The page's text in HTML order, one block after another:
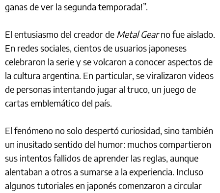
ganas de ver la segunda temporada!”.
El entusiasmo del creador de Metal Gearno fue aislado.
En redes sociales, cientos de usuarios japoneses
celebraron la serie y se volcaron a conocer aspectos de
la cultura argentina. En particular, se viralizaron videos
de personas intentando jugar al truco, un juego de
cartas emblemático del país.
El fenómeno no solo despertó curiosidad, sino también
un inusitado sentido del humor: muchos compartieron
sus intentos fallidos de aprender las reglas, aunque
alentaban a otros a sumarse a la experiencia. Incluso
algunos tutoriales en japonés comenzaron a circular